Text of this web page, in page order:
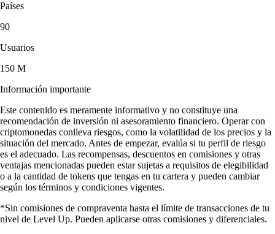
Países
90
Usuarios
150 M
Información importante
Este contenido es meramente informativo y no constituye una
recomendación de inversión ni asesoramiento financiero. Operar con
criptomonedas conlleva riesgos, como la volatilidad de los precios y la
situación del mercado. Antes de empezar, evalúa si tu perfil de riesgo
es el adecuado. Las recompensas, descuentos en comisiones y otras
ventajas mencionadas pueden estar sujetas a requisitos de elegibilidad
o a la cantidad de tokens que tengas en tu cartera y pueden cambiar
según los términos y condiciones vigentes.
*Sin comisiones de compraventa hasta el límite de transacciones de tu
nivel de Level Up. Pueden aplicarse otras comisiones y diferenciales.